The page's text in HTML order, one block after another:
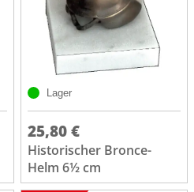
Lager
25,80 €
Historischer Bronce-
Helm 6½ cm